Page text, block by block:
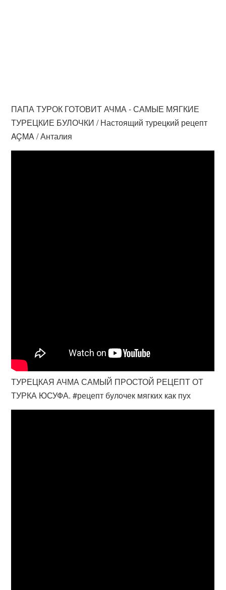
ПАПА ТУРОК ГОТОВИТ АЧМА - САМЫЕ МЯГКИЕ
ТУРЕЦКИЕ БУЛОЧКИ / Настоящий турецкий рецепт
AÇMA / Анталия
ТУРЕЦКАЯ АЧМА САМЫЙ ПРОСТОЙ РЕЦЕПТ ОТ
ТУРКА ЮСУФА. #рецепт булочек мягких как пух